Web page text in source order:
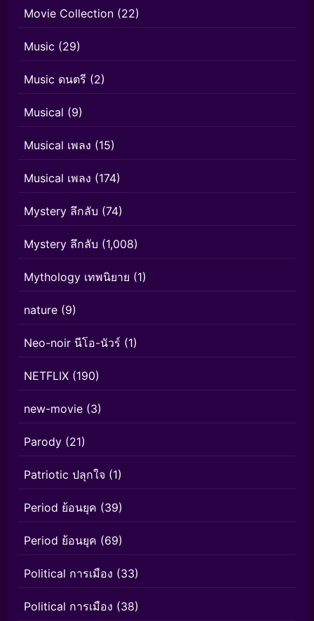
Movie Collection (22)
Music (29)
Music ดนตรี (2)
Musical (9)
Musical เพลง (15)
Musical เพลง (174)
Mystery ลึกลับ (74)
Mystery ลึกลับ (1,008)
Mythology เทพนิยาย (1)
nature (9)
Neo-noir นีโอ-นัวร์ (1)
NETFLIX (190)
new-movie (3)
Parody (21)
Patriotic ปลุกใจ (1)
Period ย้อนยุค (39)
Period ย้อนยุค (69)
Political การเมือง (33)
Political การเมือง (38)